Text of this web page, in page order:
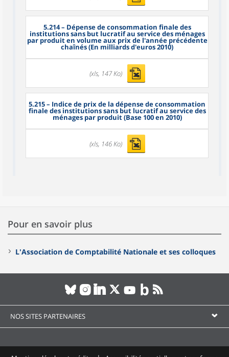
5.214– Dépense de consommation finale des
institutions sans but lucratif au service des ménages
par produit en volume aux prix de l'année précédente
chaînés (En milliards d'euros 2010)
(xls, 147 Ko)
5.215– Indice de prix de la dépense de consommation
finale des institutions sans but lucratif au service des
ménages par produit (Base 100 en 2010)
(xls, 146 Ko)
Pour en savoir plus
L'Association de Comptabilité Nationale et ses colloques
NOS SITES PARTENAIRES